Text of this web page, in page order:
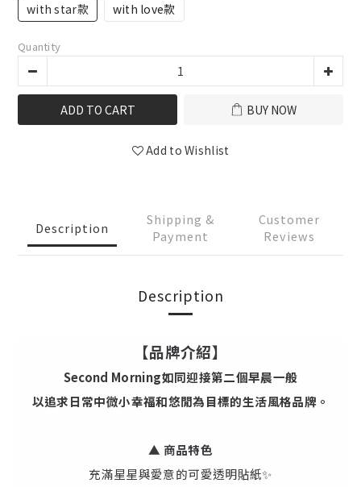
with star款 with love款
Quantity
ADD TO CART BUY NOW
Add to Wishlist
Description
Shipping &
Payment
Customer
Reviews
Description
【品牌介紹】
Second Morning如同迎接第二個早晨一般
以追求日常中微小幸福和悠閒為目標的生活風格品牌。
▲ 商品特色
充滿星星與愛意的可愛透明貼紙✨